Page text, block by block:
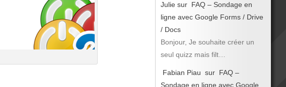
Julie sur FAQ – Sondage en
ligne avec Google Forms / Drive
/ Docs
Bonjour, Je souhaite créer un
seul quizz mais filt…
Fabian Piau sur FAQ –
Sondage en ligne avec Google